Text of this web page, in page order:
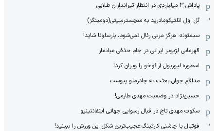
پاداش 3 میلیاردی در انتظار تیراندازان طلایی
گل اول اتلتیکومادرید به منچسترسیتی(دومینگز)
سیمئونه: هرگز مربی رئال نمی‌شوم، بارسلونا شاید!
قهرمانی لژیونر ایرانی در جام حذفی میانمار
اسطوره لیورپول آرائوخو را ویران کرد!
مدافع جوان بعثت به چادرملو پیوست
حسین‌نژاد در وضعیت مهدی طارمی!
سکوت مهدی تاج در قبال رسوایی جهانی اینفانتینیو
فوتبال با چاشنی کارتینگ؛عجیب‌ترین شکل این ورزش را ببینید!